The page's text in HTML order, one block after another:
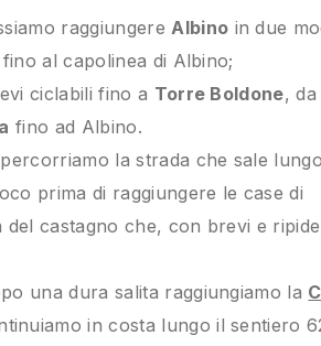
raggiungereAlbino in due
al capolinea di Albino;
ciclabili fino a Torre Boldone, da
fino ad Albino.
la strada che sale
prima di raggiungere le case di
castagno che, con brevi e
una dura salita raggiungiamo la
in costa lungo il sentiero